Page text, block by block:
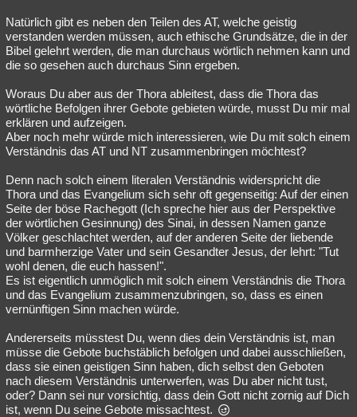
Natürlich gibt es neben den Teilen des AT, welche geistig
verstanden werden müssen, auch ethische Grundsätze, die in der
Bibel gelehrt werden, die man durchaus wörtlich nehmen kann und
die so gesehen auch durchaus Sinn ergeben.
Woraus Du aber aus der Thora ableitest, dass die Thora das
wörtliche Befolgen ihrer Gebote gebieten würde, musst Du mir mal
erklären und aufzeigen.
Aber noch mehr würde mich interessieren, wie Du mit solch einem
Verständnis das AT und NT zusammenbringen möchtest?
Denn nach solch einem literalen Verständnis widerspricht die
Thora und das Evangelium sich sehr oft gegenseitig: Auf der einen
Seite der böse Rachegott (Ich spreche hier aus der Perspektive
der wörtlichen Gesinnung) des Sinai, in dessen Namen ganze
Völker geschlachtet werden, auf der anderen Seite der liebende
und barmherzige Vater und sein Gesandter Jesus, der lehrt: "Tut
wohl denen, die euch hassen!".
Es ist eigentlich unmöglich mit solch einem Verständnis die Thora
und das Evangelium zusammenzubringen, so, dass es einen
vernünftigen Sinn machen würde.
Andererseits müsstest Du, wenn dies dein Verständnis ist, man
müsse die Gebote buchstäblich befolgen und dabei ausschließen,
dass sie einen geistigen Sinn haben, dich selbst den Geboten
nach diesem Verständnis unterwerfen, was Du aber nicht tust,
oder? Dann sei nur vorsichtig, dass dein Gott nicht zornig auf Dich
ist, wenn Du seine Gebote missachtest.